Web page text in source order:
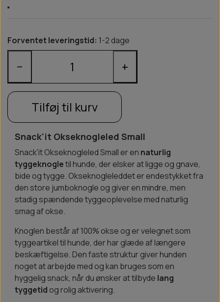
Forventet leveringstid: 1-2 dage
− +
Tilføj til kurv
Snack'it Okseknogleled Small
Snack'it Okseknogleled Small er en naturlig
tyggeknogletil hunde, der elsker at ligge og gnave,
bide og tygge. Okseknogleleddet er endestykket fra
den store jumboknogle og giver en mindre, men
stadig spændende tyggeoplevelse med naturlig
smag af okse.
Knoglen består af 100% okse og er velegnet som
tyggeartikel til hunde, der har glæde af længere
beskæftigelse. Den faste struktur giver hunden
noget at arbejde med og kan bruges som en
hyggelig snack, når du ønsker at tilbyde lang
tyggetid og rolig aktivering.